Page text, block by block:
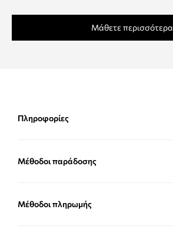
Μάθετε περισσότερα
Πληροφορίες
Μέθοδοι παράδοσης
Μέθοδοι πληρωμής